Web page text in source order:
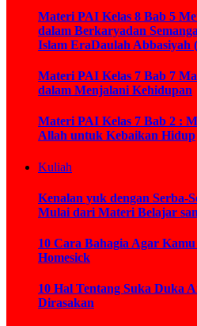
Materi PAI Kelas 8 Bab 5
dalam Berkaryadan
Islam EraDaulah Abbasiyah
Materi PAI Kelas 7 Bab 7
dalam Menjalani Kehidupan
Materi PAI Kelas 7 Bab 2 :
Allah untuk Kebaikan Hidup
Kuliah
Kenalan yuk dengan Serba-
Mulai dari Materi Belajar
10 Cara Bahagia Agar
Homesick
10 Hal Tentang Suka Duka
Dirasakan